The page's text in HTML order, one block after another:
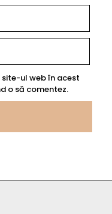
ul web în acest
o să comentez.